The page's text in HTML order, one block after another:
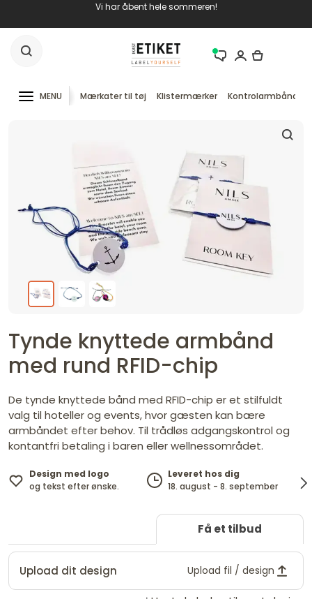
Vi har åbent hele sommeren!
MENU Mærkater til tøj Klistermærker Kontrolarmbånd
Tynde knyttede armbånd
med rund RFID-chip
De tynde knyttede bånd med RFID-chip er et stilfuldt
valg til hoteller og events, hvor gæsten kan bære
armbåndet efter behov. Til trådløs adgangskontrol og
kontantfri betaling i baren eller wellnessområdet.
Design med logo
og tekst efter ønske.
Leveret hos dig
18. august - 8. september
Få et tilbud
Upload dit design Upload fil / design